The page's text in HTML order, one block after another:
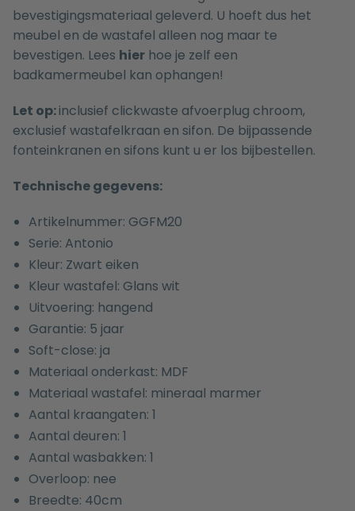
bevestigingsmateriaal geleverd. U hoeft dus het
meubel en de wastafel alleen nog maar te
bevestigen. Lees hier hoe je zelf een
badkamermeubel kan ophangen!
Let op:inclusief clickwaste afvoerplug chroom,
exclusief wastafelkraan en sifon. De bijpassende
fonteinkranen en sifons kunt u er los bijbestellen.
Technische gegevens:
Artikelnummer: GGFM20
Serie: Antonio
Kleur: Zwart eiken
Kleur wastafel: Glans wit
Uitvoering: hangend
Garantie: 5 jaar
Soft-close: ja
Materiaal onderkast: MDF
Materiaal wastafel: mineraal marmer
Aantal kraangaten: 1
Aantal deuren: 1
Aantal wasbakken: 1
Overloop: nee
Breedte: 40cm